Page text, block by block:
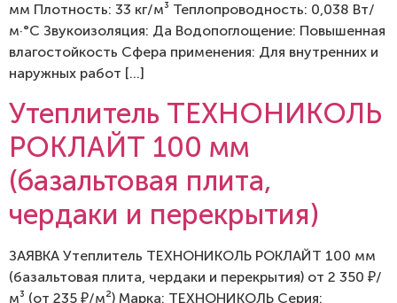
мм Плотность: 33 кг/м³ Теплопроводность: 0,038 Вт/
м·°C Звукоизоляция: Да Водопоглощение: Повышенная
влагостойкость Сфера применения: Для внутренних и
наружных работ […]
Утеплитель ТЕХНОНИКОЛЬ
РОКЛАЙТ 100 мм
(базальтовая плита,
чердаки и перекрытия)
ЗАЯВКА Утеплитель ТЕХНОНИКОЛЬ РОКЛАЙТ 100 мм
(базальтовая плита, чердаки и перекрытия) от 2 350 ₽/
м³ (от 235 ₽/м²) Марка: ТЕХНОНИКОЛЬ Серия: